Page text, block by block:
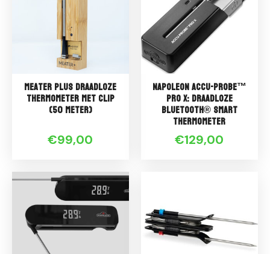
Meater Plus Draadloze
Thermometer met clip
(50 meter)
€99,00
Napoleon ACCU-PROBE™
PRO X: draadloze
Bluetooth® Smart
thermometer
€129,00